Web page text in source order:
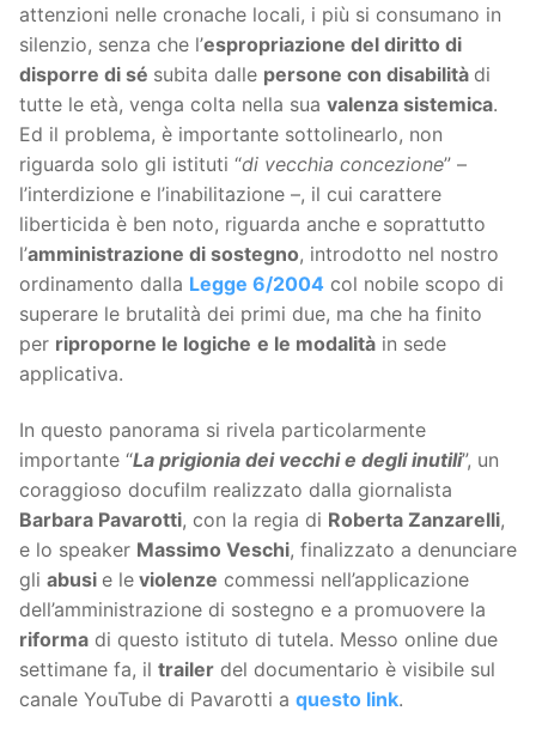
attenzioni nelle cronache locali, i più si consumano in
silenzio, senza che l’espropriazione del diritto di
disporre di sé subita dalle persone con disabilità di
tutte le età, venga colta nella sua valenza sistemica.
Ed il problema, è importante sottolinearlo, non
riguarda solo gli istituti “di vecchia concezione” –
l’interdizione e l’inabilitazione –, il cui carattere
liberticida è ben noto, riguarda anche e soprattutto
l’amministrazione di sostegno, introdotto nel nostro
ordinamento dalla Legge 6/2004 col nobile scopo di
superare le brutalità dei primi due, ma che ha finito
per riproporne le logiche e le modalità in sede
applicativa.
In questo panorama si rivela particolarmente
importante “La prigionia dei vecchi e degli inutili”, un
coraggioso docufilm realizzato dalla giornalista
Barbara Pavarotti, con la regia di Roberta Zanzarelli,
e lo speaker Massimo Veschi, finalizzato a denunciare
gli abusi e le violenze commessi nell’applicazione
dell’amministrazione di sostegno e a promuovere la
riforma di questo istituto di tutela. Messo online due
settimane fa, il trailer del documentario è visibile sul
canale YouTube di Pavarotti a questo link.